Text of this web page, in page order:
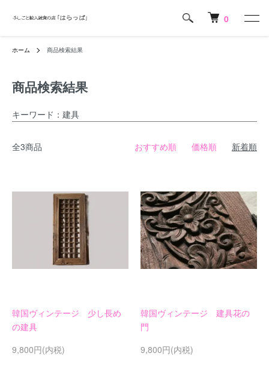
0
ホーム 商品検索結果
商品検索結果
キーワード：建具
全3商品 おすすめ順 価格順 新着順
韓国ヴィンテージ 少し長め
の建具
9,800円(内税)
韓国ヴィンテージ 建具花の
門
9,800円(内税)